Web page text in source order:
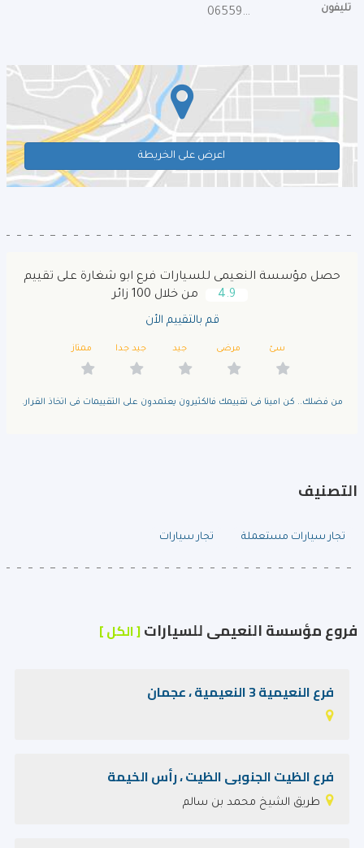
تليفون 065590260
اعرض على الخريطة
حصل مؤسسة النعيمى للسيارات فرع ابو شغارة على تقييم
4.9
من خلال 100 زائر
قم بالتقييم الأن
سئ مرضى جيد جيد جدا ممتاز
من فضلك.. كن امينا فى تقييمك فالكثيرون يعتمدون على التقييمات فى اتخاذ القرار.
التصنيف
تجار سيارات مستعملة تجار سيارات
فروع مؤسسة النعيمى للسيارات[ الكل ]
فرع النعيمية 3 النعيمية ، عجمان
فرع الظيت الجنوبى الظيت ، رأس الخيمة
طريق الشيخ محمد بن سالم